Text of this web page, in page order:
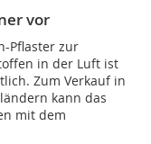
vor
Pflaster zur
in der Luft ist
Zum Verkauf in
kann das
mit dem